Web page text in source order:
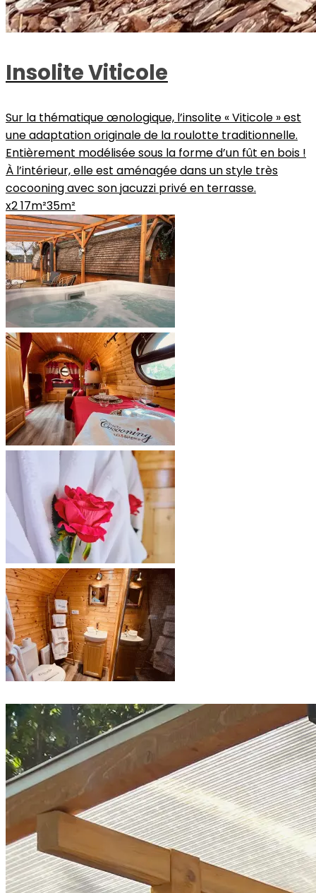
Insolite Viticole
Sur la thématique œnologique, l’insolite « Viticole » est
une adaptation originale de la roulotte traditionnelle.
Entièrement modélisée sous la forme d’un fût en bois !
À l’intérieur, elle est aménagée dans un style très
cocooning avec son jacuzzi privé en terrasse.
x217m²35m²